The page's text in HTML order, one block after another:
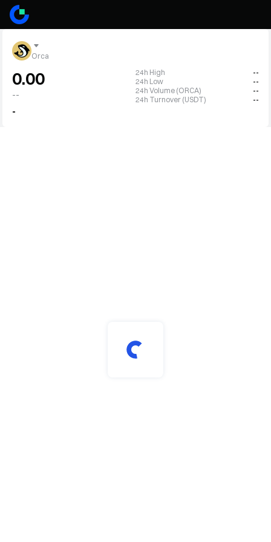
Orca
0.00
--
-
24h High
--
24h Low
--
24h Volume (ORCA)
--
24h Turnover (USDT)
--